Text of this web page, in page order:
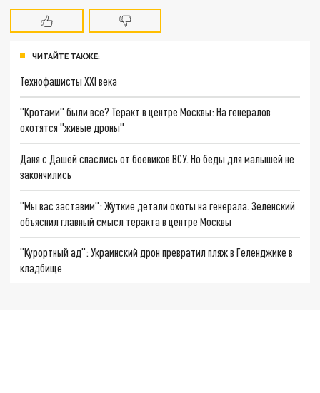
ЧИТАЙТЕ ТАКЖЕ:
Технофашисты XXI века
"Кротами" были все? Теракт в центре Москвы: На генералов
охотятся "живые дроны"
Даня с Дашей спаслись от боевиков ВСУ. Но беды для малышей не
закончились
"Мы вас заставим": Жуткие детали охоты на генерала. Зеленский
объяснил главный смысл теракта в центре Москвы
"Курортный ад": Украинский дрон превратил пляж в Геленджике в
кладбище